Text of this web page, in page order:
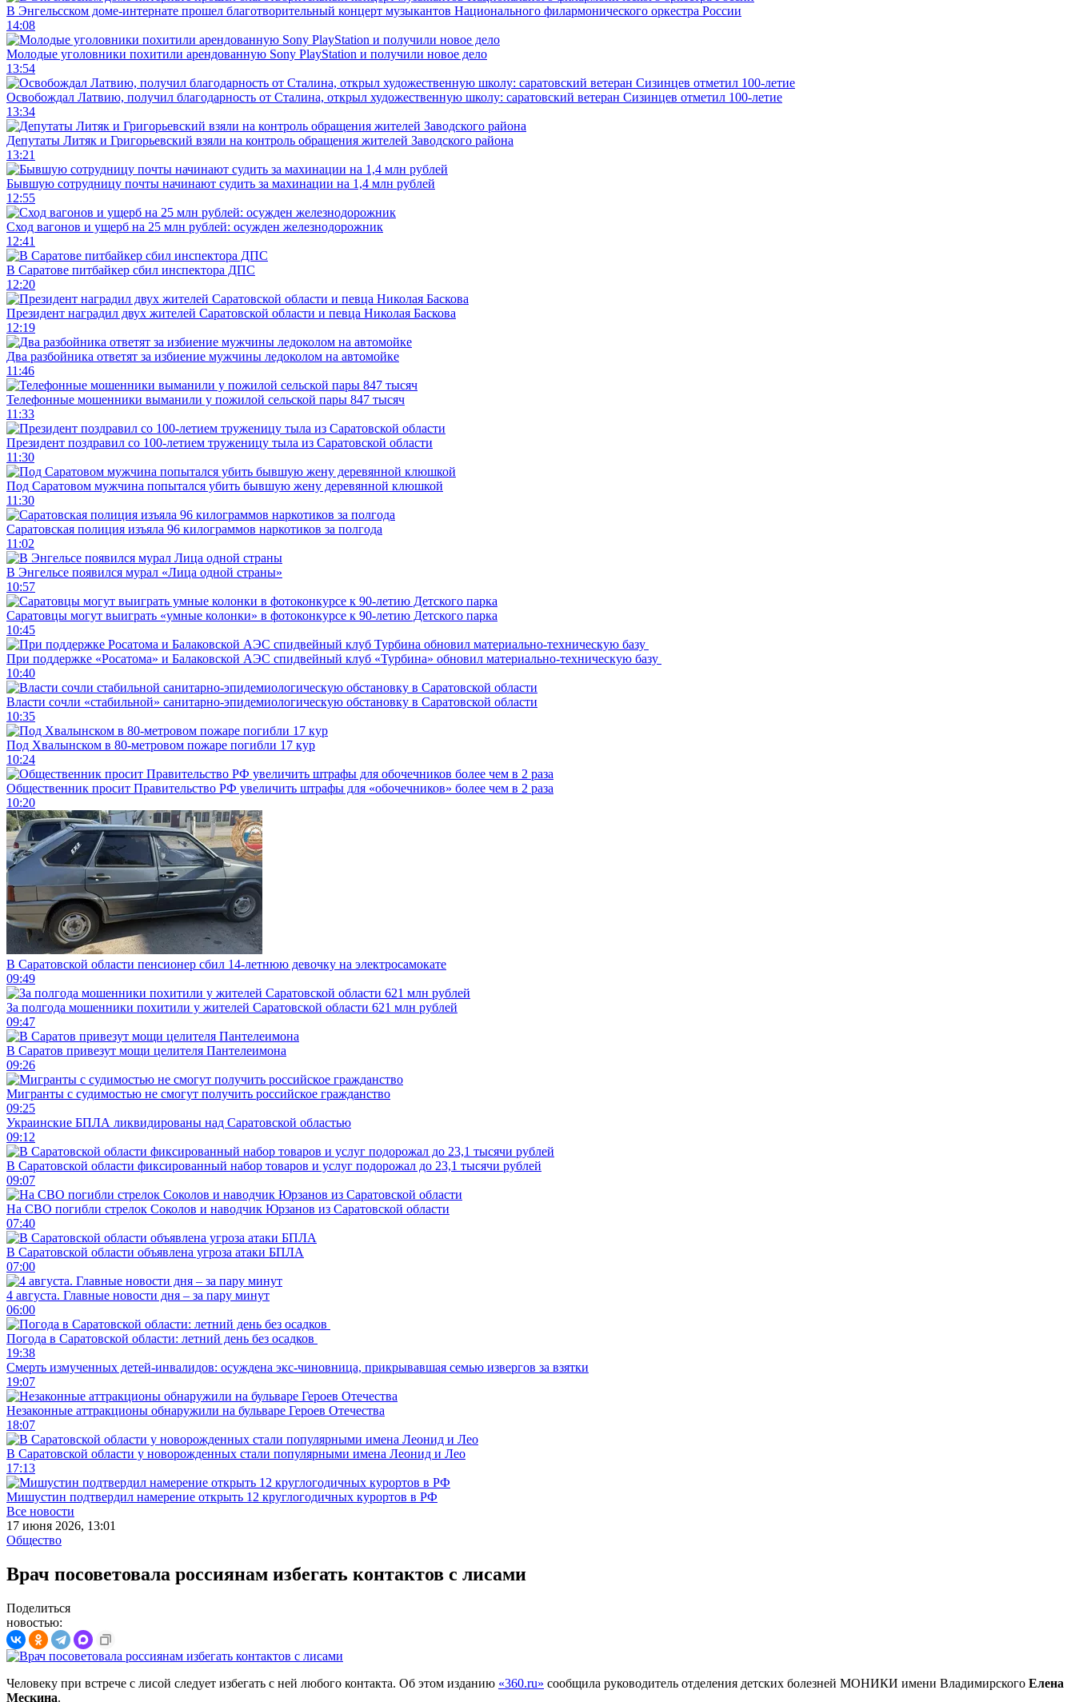
В Энгельсском доме-интернате прошел благотворительный концерт музыкантов Национального филармонического оркестра России
14:08
Молодые уголовники похитили арендованную Sony PlayStation и получили новое дело
13:54
Освобождал Латвию, получил благодарность от Сталина, открыл художественную школу: саратовский ветеран Сизинцев отметил 100-летие
13:34
Депутаты Литяк и Григорьевский взяли на контроль обращения жителей Заводского района
13:21
Бывшую сотрудницу почты начинают судить за махинации на 1,4 млн рублей
12:55
Сход вагонов и ущерб на 25 млн рублей: осужден железнодорожник
12:41
В Саратове питбайкер сбил инспектора ДПС
12:20
Президент наградил двух жителей Саратовской области и певца Николая Баскова
12:19
Два разбойника ответят за избиение мужчины ледоколом на автомойке
11:46
Телефонные мошенники выманили у пожилой сельской пары 847 тысяч
11:33
Президент поздравил со 100-летием труженицу тыла из Саратовской области
11:30
Под Саратовом мужчина попытался убить бывшую жену деревянной клюшкой
11:30
Саратовская полиция изъяла 96 килограммов наркотиков за полгода
11:02
В Энгельсе появился мурал «Лица одной страны»
10:57
Саратовцы могут выиграть «умные колонки» в фотоконкурсе к 90-летию Детского парка
10:45
При поддержке «Росатома» и Балаковской АЭС спидвейный клуб «Турбина» обновил материально-техническую базу
10:40
Власти сочли «стабильной» санитарно-эпидемиологическую обстановку в Саратовской области
10:35
Под Хвалынском в 80-метровом пожаре погибли 17 кур
10:24
Общественник просит Правительство РФ увеличить штрафы для «обочечников» более чем в 2 раза
10:20
В Саратовской области пенсионер сбил 14-летнюю девочку на электросамокате
09:49
За полгода мошенники похитили у жителей Саратовской области 621 млн рублей
09:47
В Саратов привезут мощи целителя Пантелеимона
09:26
Мигранты с судимостью не смогут получить российское гражданство
09:25
Украинские БПЛА ликвидированы над Саратовской областью
09:12
В Саратовской области фиксированный набор товаров и услуг подорожал до 23,1 тысячи рублей
09:07
На СВО погибли стрелок Соколов и наводчик Юрзанов из Саратовской области
07:40
В Саратовской области объявлена угроза атаки БПЛА
07:00
4 августа. Главные новости дня – за пару минут
06:00
Погода в Саратовской области: летний день без осадков
19:38
Смерть измученных детей-инвалидов: осуждена экс-чиновница, прикрывавшая семью извергов за взятки
19:07
Незаконные аттракционы обнаружили на бульваре Героев Отечества
18:07
В Саратовской области у новорожденных стали популярными имена Леонид и Лео
17:13
Мишустин подтвердил намерение открыть 12 круглогодичных курортов в РФ
Все новости
17 июня 2026, 13:01
Общество
Врач посоветовала россиянам избегать контактов с лисами
Поделиться
новостью:
Человеку при встрече с лисой следует избегать с ней любого контакта. Об этом изданию «360.ru» сообщила руководитель отделения детских болезней МОНИКИ имени Владимирского Елена
Мескина.